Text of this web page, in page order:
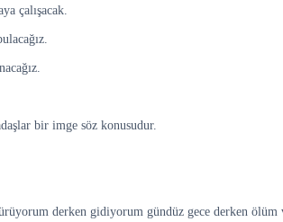
çalışacak.
bir imge söz konusudur.
derken gidiyorum gündüz gece derken ölüm